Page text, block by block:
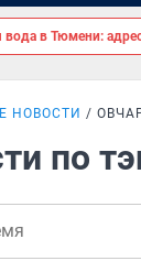
вода в Тюмени:
НОВОСТИ
по